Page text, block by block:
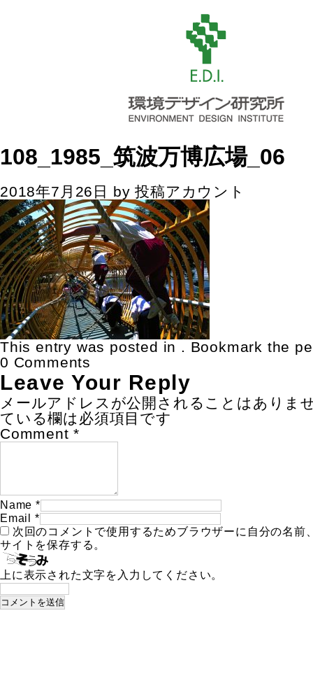
108_1985_筑波万博広場_06
2018年7月26日 by投稿アカウント
This entry was posted in . Bookmark the
0 Comments
Leave Your Reply
メールアドレスが公開されることはありま
ている欄は必須項目です
Comment *
Name *
Email
*
次回のコメントで使用するためブラウザーに自分の名前
サイトを保存する。
上に表示された文字を入力してください。